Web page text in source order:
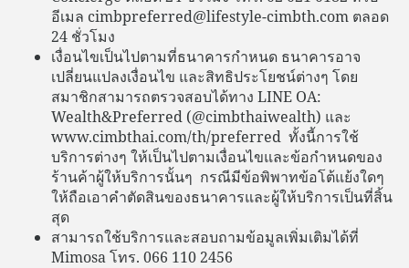
อีเมล cimbpreferred@lifestyle-cimbth.com ตลอด
24 ชั่วโมง
เงื่อนไขเป็นไปตามที่ธนาคารกำหนด ธนาคารอาจ
เปลี่ยนแปลงเงื่อนไข และสิทธิประโยชน์ต่างๆ โดย
สมาชิกสามารถตรวจสอบได้ทาง LINE OA:
Wealth&Preferred (@cimbthaiwealth) และ
www.cimbthai.com/th/preferred ทั้งนี้การใช้
บริการต่างๆ ให้เป็นไปตามเงื่อนไขและข้อกำหนดของ
ร้านค้าผู้ให้บริการนั้นๆ กรณีมีข้อพิพาทข้อโต้แย้งใดๆ
ให้ถือเอาคำตัดสินของธนาคารและผู้ให้บริการเป็นที่สิ้น
สุด
สามารถใช้บริการและสอบถามข้อมูลเพิ่มเติมได้ที่
Mimosa โทร. 066 110 2456